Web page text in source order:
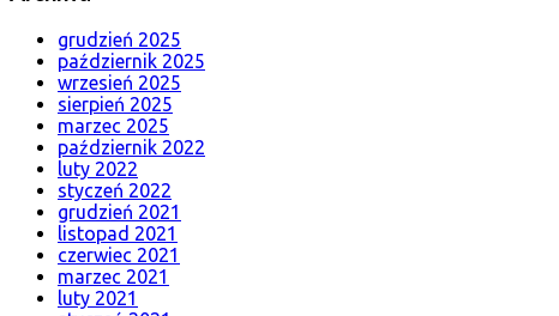
grudzień 2025
październik 2025
wrzesień 2025
sierpień 2025
marzec 2025
październik 2022
luty 2022
styczeń 2022
grudzień 2021
listopad 2021
czerwiec 2021
marzec 2021
luty 2021